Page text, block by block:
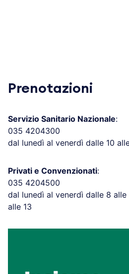
Prenotazioni
Servizio Sanitario Nazionale:
035 4204300
dal lunedì al venerdì dalle 10
Privati e Convenzionati:
035 4204500
dal lunedì al venerdì dalle 8
alle 13